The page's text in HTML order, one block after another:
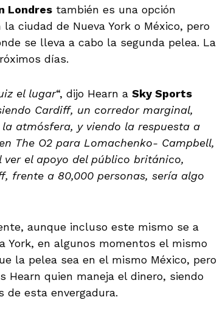
Londres también es una opción
ciudad de Nueva York o México, pero
se lleva a cabo la segunda pelea. La
días.
el lugar“, dijo Hearn a Sky Sports
Cardiff, un corredor marginal,
atmósfera, y viendo la respuesta a
The O2 para Lomachenko- Campbell,
ver el apoyo del público británico,
frente a 80,000 personas, sería algo
aunque incluso este mismo se a
York, en algunos momentos el mismo
la pelea sea en el mismo México, pero
Hearn quien maneja el dinero, siendo
esta envergadura.